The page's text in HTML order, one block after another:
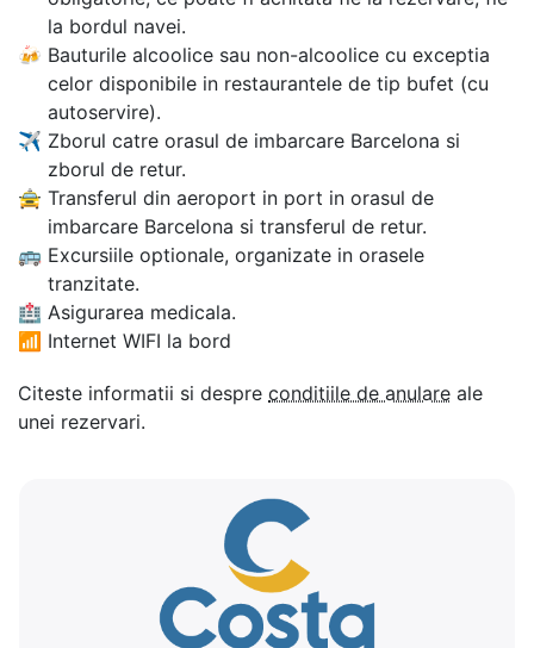
la bordul navei.
🍻 Bauturile alcoolice sau non-alcoolice cu exceptia
celor disponibile in restaurantele de tip bufet (cu
autoservire).
✈ Zborul catre orasul de imbarcare Barcelona si
zborul de retur.
🚖 Transferul din aeroport in port in orasul de
imbarcare Barcelona si transferul de retur.
🚌 Excursiile optionale, organizate in orasele
tranzitate.
🏥 Asigurarea medicala.
📶 Internet WIFI la bord
Citeste informatii si despre conditiile de anulare ale
unei rezervari.